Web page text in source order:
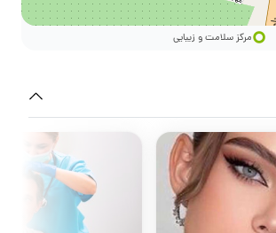
مرکز سلامت و زیبایی